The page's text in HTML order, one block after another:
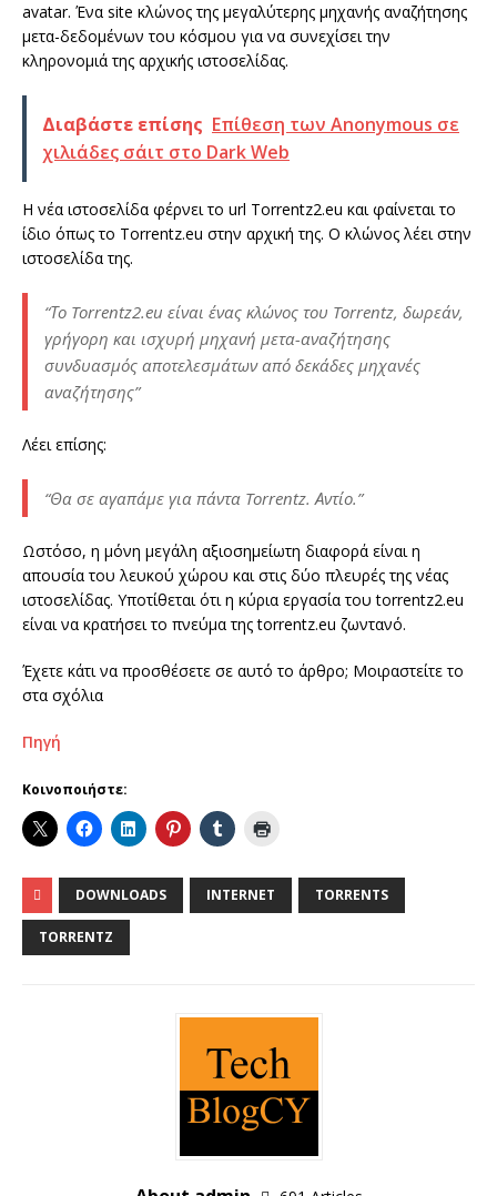
avatar. Ένα site κλώνοςτης μεγαλύτερης μηχανής αναζήτησης
μετα-δεδομένων του κόσμου για να συνεχίσει την
κληρονομιά της αρχικής ιστοσελίδας.
Διαβάστε επίσης Επίθεση των Anonymous σε
χιλιάδες σάιτ στο Dark Web
Η νέα ιστοσελίδα φέρνει το url Torrentz2.eu και φαίνεται το
ίδιο όπως το Torrentz.eu στην αρχική της. Ο κλώνος λέει στην
ιστοσελίδα της.
“Το Torrentz2.eu είναι ένας κλώνος του Torrentz, δωρεάν,
γρήγορη και ισχυρή μηχανή μετα-αναζήτησης
συνδυασμός αποτελεσμάτων από δεκάδες μηχανές
αναζήτησης”
Λέει επίσης:
“Θα σε αγαπάμε για πάντα Torrentz. Αντίο.”
Ωστόσο, η μόνη μεγάλη αξιοσημείωτη διαφορά είναι η
απουσία του λευκού χώρου και στις δύο πλευρές της νέας
ιστοσελίδας. Υποτίθεται ότι η κύρια εργασία του torrentz2.eu
είναι να κρατήσει το πνεύμα της torrentz.eu ζωντανό.
Έχετε κάτι να προσθέσετε σε αυτό το άρθρο; Μοιραστείτε το
στα σχόλια
Πηγή
Κοινοποιήστε:
DOWNLOADS INTERNET TORRENTS
TORRENTZ